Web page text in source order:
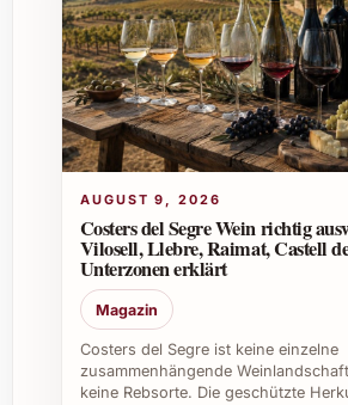
Der Wein ist vielseitig genug,
privaten Feiern wie
bei beruflichen Events,
Gastronomie oder in
finden.
beruflichen Gebrauch
Privat eignet sich der
Joven 2024 ideal für
Grillabende oder als
Begleiter zu leichten Menüs.
Im beruflichen Kontext
AUGUST 9, 2026
Costers del Segre Wein richtig
Vilosell, Llebre, Raimat, Castell
Unterzonen erklärt
Magazin
Costers del Segre ist keine einzelne
zusammenhängende
keine Rebsorte. Die geschützte